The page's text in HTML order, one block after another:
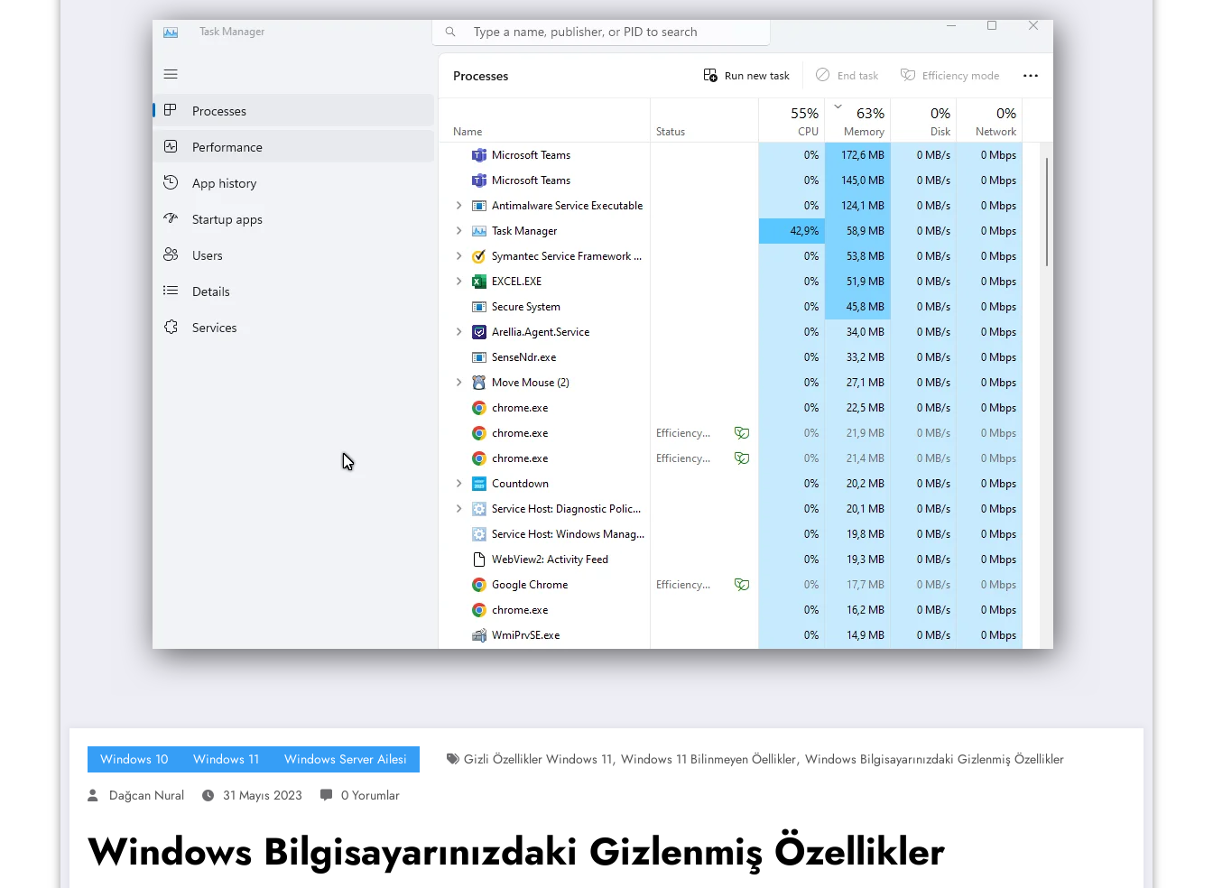
Windows 10 Windows 11 Windows Server Ailesi Gizli Özellikler Windows 11, Windows 11 Bilinmeyen Öellikler, Windows Bilgisayarınızdaki Gizlenmiş Özellikler
Dağcan Nural
31 Mayıs 2023 0 Yorumlar
Windows Bilgisayarınızdaki Gizlenmiş Özellikler